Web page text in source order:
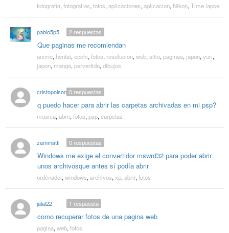
fotografía, fotografias, fotos, aplicaciones, aplicacion, Nikon, Time lapse
pablo5p5
Que paginas me recomiendan
2respuestas
anime, hentai, ecchi, fotos, resolucion, web, sitio, paginas, japon, yuri,
japon, manga, pervertido, dibujos
cristopoison
q puedo hacer para abrir las carpetas archivadas en mi psp?
0respuestas
musica, abrir, fotos, psp, carpetas
zammatti
Windows me exige el convertidor mswrd32 para poder abrir
unos archivosque antes sí podía abrir
0respuestas
ordenador, windows, archivos, xp, abrir, fotos
jalal22
como recuperar fotos de una pagina web
1 respuesta
pagina, web, fotos